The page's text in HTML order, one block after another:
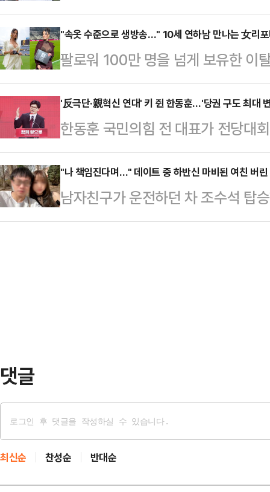
상계엄에 반대한, 윤 전 대통령의
대선 참패가 확실시된 상황 속에서
스러운 특검 정국 속에서도 당내에
이번 전당대회…
길 씨의 입당을 두고 '거리두기'에
필요성이 대두된 상황 속 '극우' 세
수가 될 수 있어서다. 국민의힘 당
다. 출마를 선언한 후보들은 극우·
은 인적 쇄신을 예고했다.한국사
널'에 출연해 입당한 이유에 대해 "
고 밝…
"속옷 수준으로 생방송…" 10세 연하남 만나는 女리
팔로워 100만 명을 넘게 보유한 이
나의 과한 노출 의상이 화제의 중
에 따르면 엘레오노라 인카르도나
스타디움에서 열린 PSG와 바이에
착용했다.공개된 사진에 따르면 인
트와 브라톱 차림(사진 왼쪽)으로
셜미디어(SNS)에 공유돼 화제를
태의 상의 차림은 과하…
'反극단·親혁신 연대' 키 쥔 한동훈…'당권 구도 최대
한동훈 국민의힘 전 대표가 전당대
당권 도전을 선언한 안철수·조경태
표의 역할이 적지 않아서다. 당 안
문수 전 대선 후보와 장동혁 의원
가능성이 있는 만큼, 한 전 대표가 '
"나 책임진다며…" 데이트 중 하반신 마비된 여친 버린
남자친구가 운전하던 차 조수석 탑
을 받은 가운데, 보살핌을 약속했던
댓글
최신순 찬성순 반대순